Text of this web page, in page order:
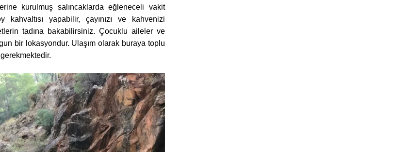
kurulmuş salıncaklarda eğleneceli vakit
yapabilir, çayınızı ve kahvenizi
tadına bakabilirsiniz. Çocuklu aileler ve
bir lokasyondur. Ulaşım olarak buraya toplu